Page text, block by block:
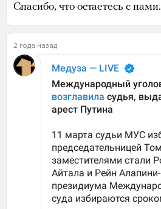
Спасибо, что остаетесь с нами.
2 года назад